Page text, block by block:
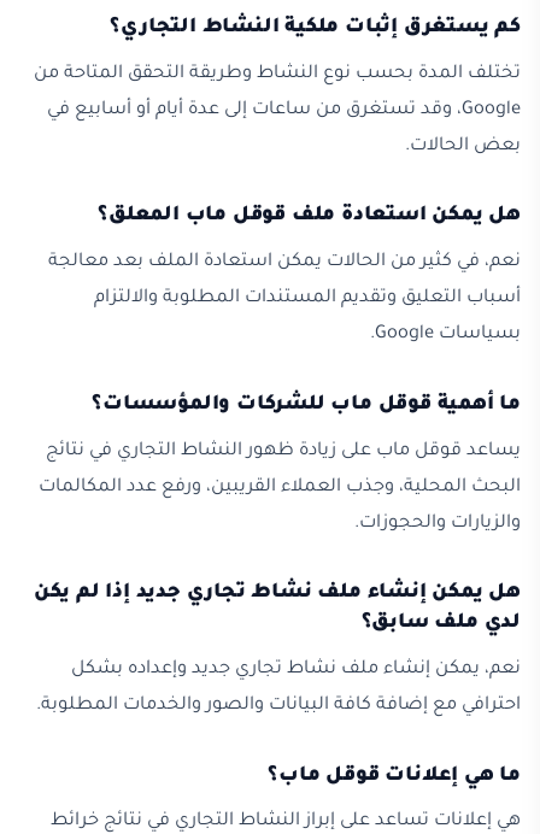
كم يستغرق إثبات ملكية النشاط التجاري؟
تختلف المدة بحسب نوع النشاط وطريقة التحقق المتاحة من
Google، وقد تستغرق من ساعات إلى عدة أيام أو أسابيع في
بعض الحالات.
هل يمكن استعادة ملف قوقل ماب المعلق؟
نعم، في كثير من الحالات يمكن استعادة الملف بعد معالجة
أسباب التعليق وتقديم المستندات المطلوبة والالتزام
بسياسات Google.
ما أهمية قوقل ماب للشركات والمؤسسات؟
يساعد قوقل ماب على زيادة ظهور النشاط التجاري في نتائج
البحث المحلية، وجذب العملاء القريبين، ورفع عدد المكالمات
والزيارات والحجوزات.
هل يمكن إنشاء ملف نشاط تجاري جديد إذا لم يكن
لدي ملف سابق؟
نعم، يمكن إنشاء ملف نشاط تجاري جديد وإعداده بشكل
احترافي مع إضافة كافة البيانات والصور والخدمات المطلوبة.
ما هي إعلانات قوقل ماب؟
هي إعلانات تساعد على إبراز النشاط التجاري في نتائج خرائط